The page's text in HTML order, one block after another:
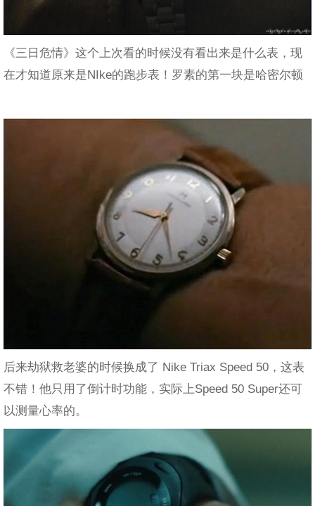
《三日危情》这个上次看的时候没有看出来是什么表，现
在才知道原来是NIke的跑步表！罗素的第一块是哈密尔顿
后来劫狱救老婆的时候换成了 Nike Triax Speed 50，这表
不错！他只用了倒计时功能，实际上Speed 50 Super还可
以测量心率的。